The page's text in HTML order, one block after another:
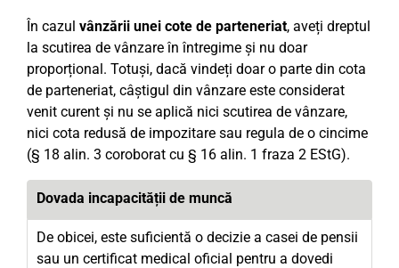
În cazul vânzării unei cote de parteneriat, aveți dreptul
la scutirea de vânzare în întregime și nu doar
proporțional. Totuși, dacă vindeți doar o parte din cota
de parteneriat, câștigul din vânzare este considerat
venit curent și nu se aplică nici scutirea de vânzare,
nici cota redusă de impozitare sau regula de o cincime
(§ 18 alin. 3 coroborat cu § 16 alin. 1 fraza 2 EStG).
Dovada incapacității de muncă
De obicei, este suficientă o decizie a casei de pensii
sau un certificat medical oficial pentru a dovedi